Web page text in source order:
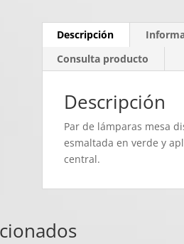
Descripción
Consulta producto
Descripción
Par de lámparas mesa
esmaltada en verde y
central.